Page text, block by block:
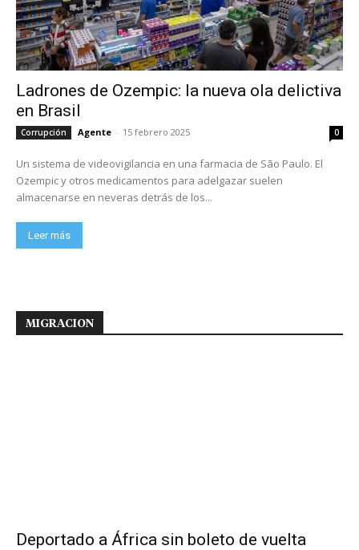
Ladrones de Ozempic: la nueva ola delictiva
en Brasil
Corrupción Agente - 15 febrero 2025 0
Un sistema de videovigilancia en una farmacia de São Paulo. El
Ozempic y otros medicamentos para adelgazar suelen
almacenarse en neveras detrás de los...
Leer más
MIGRACION
Deportado a África sin boleto de vuelta